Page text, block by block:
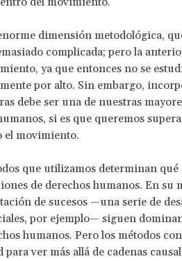
dimensión metodológica,
complicada; pero la
ya que entonces no se
por alto. Sin embargo,
debe ser una de nuestras
si es que queremos
el movimiento.
que utilizamos determinan
de derechos humanos. En su
de sucesos —una serie de
por ejemplo— siguen
humanos. Pero los métodos
ver más allá de cadenas